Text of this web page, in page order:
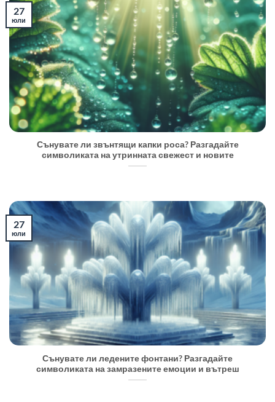
Сънувате ли звънтящи капки роса? Разгадайте
символиката на утринната свежест и новите
27
юли
Сънувате ли ледените фонтани? Разгадайте
символиката на замразените емоции и вътреш
27
юли